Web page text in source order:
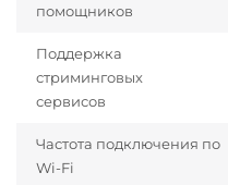
помощников
Поддержка
стриминговых
сервисов
Частота подключения по
Wi-Fi